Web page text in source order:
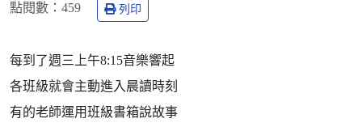
點閱數： 459 列印
每到了週三上午8:15音樂響起
各班級就會主動進入晨讀時刻
有的老師運用班級書箱說故事